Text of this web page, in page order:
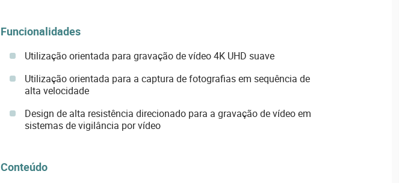
Funcionalidades
Utilização orientada para gravação de vídeo 4K UHD suave
Utilização orientada para a captura de fotografias em sequência de
alta velocidade
Design de alta resistência direcionado para a gravação de vídeo em
sistemas de vigilância por vídeo
Conteúdo